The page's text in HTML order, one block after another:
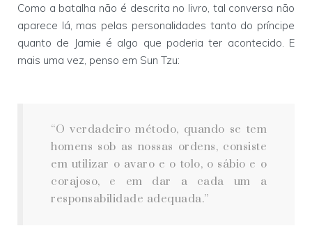
Como a batalha não é descrita no livro, tal conversa não
aparece lá, mas pelas personalidades tanto do príncipe
quanto de Jamie é algo que poderia ter acontecido. E
mais uma vez, penso em Sun Tzu:
“O verdadeiro método, quando se tem
homens sob as nossas ordens, consiste
em utilizar o avaro e o tolo, o sábio e o
corajoso, e em dar a cada um a
responsabilidade adequada.”